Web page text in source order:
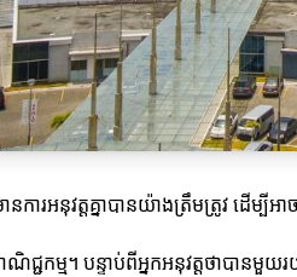
នការអនុវត្តគ្នាបានយ៉ាងត្រឹមត្រូវ ដើ
ណិជ្ជកម្ម។ បន្ទាប់ពីអ្នកអនុវត្តថាបា